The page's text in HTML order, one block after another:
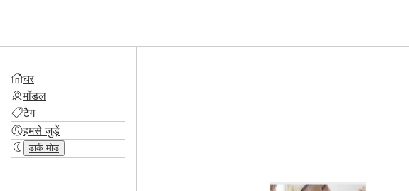
घर
मॉडल
टैग
हमसे जुड़ें
डार्क मोड